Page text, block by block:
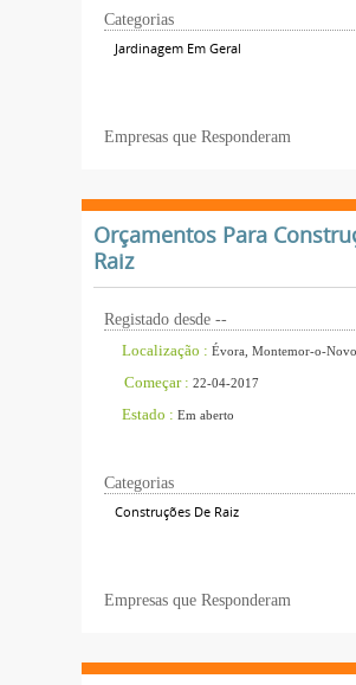
Categorias
Jardinagem Em Geral
Empresas que Responderam
Orçamentos Para
Raiz
Registado desde --
Localização : Évora, Montemor-o-Novo
Começar : 22-04-2017
Estado : Em aberto
Categorias
Construções De Raiz
Empresas que Responderam